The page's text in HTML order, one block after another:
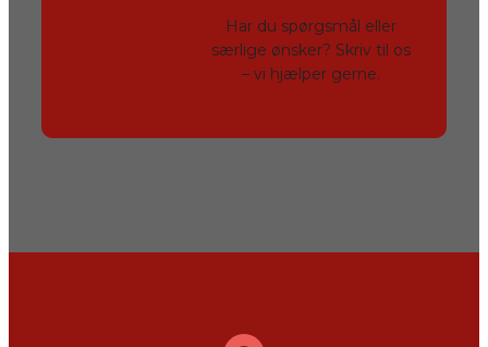
Har du spørgsmål eller
særlige ønsker? Skriv til os
– vi hjælper gerne.